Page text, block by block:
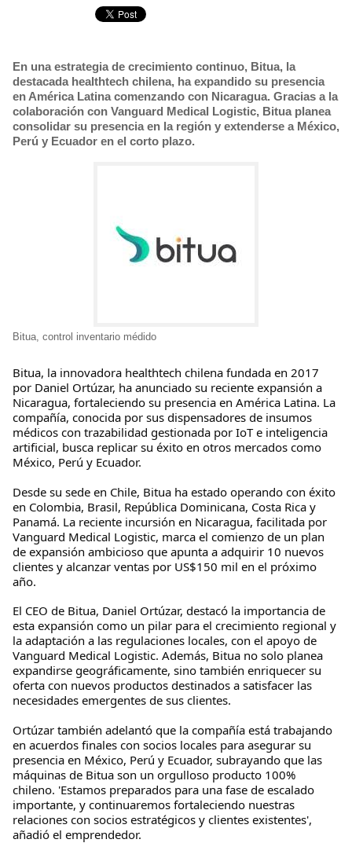
En una estrategia de crecimiento continuo, Bitua, la
destacada healthtech chilena, ha expandido su presencia
en América Latina comenzando con Nicaragua. Gracias a la
colaboración con Vanguard Medical Logistic, Bitua planea
consolidar su presencia en la región y extenderse a México,
Perú y Ecuador en el corto plazo.
Bitua, control inventario médido
Bitua, la innovadora healthtech chilena fundada en 2017
por Daniel Ortúzar, ha anunciado su reciente expansión a
Nicaragua, fortaleciendo su presencia en América Latina. La
compañía, conocida por sus dispensadores de insumos
médicos con trazabilidad gestionada por IoT e inteligencia
artificial, busca replicar su éxito en otros mercados como
México, Perú y Ecuador.
Desde su sede en Chile, Bitua ha estado operando con éxito
en Colombia, Brasil, República Dominicana, Costa Rica y
Panamá. La reciente incursión en Nicaragua, facilitada por
Vanguard Medical Logistic, marca el comienzo de un plan
de expansión ambicioso que apunta a adquirir 10 nuevos
clientes y alcanzar ventas por US$150 mil en el próximo
año.
El CEO de Bitua, Daniel Ortúzar, destacó la importancia de
esta expansión como un pilar para el crecimiento regional y
la adaptación a las regulaciones locales, con el apoyo de
Vanguard Medical Logistic. Además, Bitua no solo planea
expandirse geográficamente, sino también enriquecer su
oferta con nuevos productos destinados a satisfacer las
necesidades emergentes de sus clientes.
Ortúzar también adelantó que la compañía está trabajando
en acuerdos finales con socios locales para asegurar su
presencia en México, Perú y Ecuador, subrayando que las
máquinas de Bitua son un orgulloso producto 100%
chileno. 'Estamos preparados para una fase de escalado
importante, y continuaremos fortaleciendo nuestras
relaciones con socios estratégicos y clientes existentes',
añadió el emprendedor.